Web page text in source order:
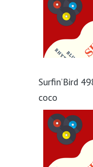
Surfin’Bird
coco